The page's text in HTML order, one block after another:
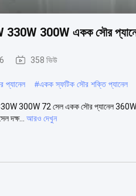
300W একক সৌর
358 ভিউ
প্যানেল #একক স্ফটিক সৌর শক্তি প্যানেল
72 সেল একক সৌর প্যানেল 360W 360
দক্ষ...
আরও দেখুন